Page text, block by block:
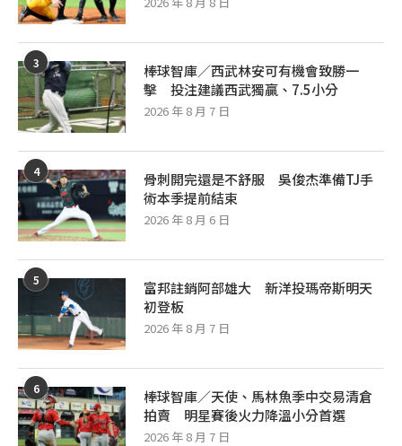
3
棒球智庫／西武林安可有機會致勝一
擊 投注建議西武獨贏、7.5小分
2026 年 8 月 7 日
4
骨刺開完還是不舒服 吳俊杰準備TJ手
術本季提前結束
2026 年 8 月 6 日
5
富邦註銷阿部雄大 新洋投瑪帝斯明天
初登板
2026 年 8 月 7 日
6
棒球智庫／天使、馬林魚季中交易清倉
拍賣 明星賽後火力降溫小分首選
2026 年 8 月 7 日